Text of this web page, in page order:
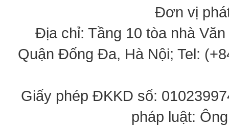
Đơn vị
Địa chỉ: Tầng 10 tòa nhà
Quận Đống Đa, Hà Nội; Tel:
Giấy phép ĐKKD số:
pháp luật: